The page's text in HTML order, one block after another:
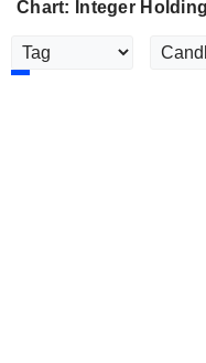
Chart: Integer